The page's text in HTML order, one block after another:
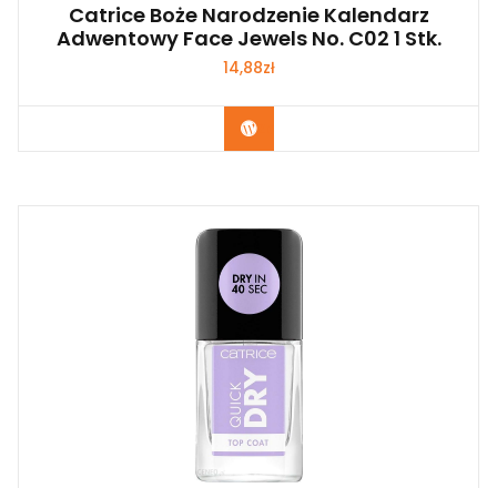
Catrice Boże Narodzenie Kalendarz
Adwentowy Face Jewels No. C02 1 Stk.
14,88zł
Zobacz